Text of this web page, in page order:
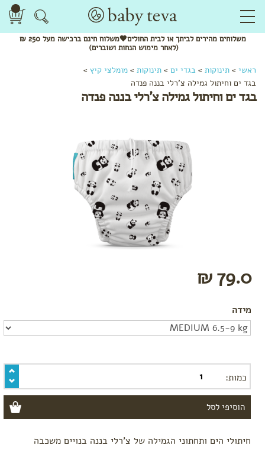
משלוחיםמהיריםלביתך או לבית החולים🖤משלוחחינם
ברכישה מעל 250 ₪
(לאחר מימוש הנחות ושוברים)
מומלצי
טקסטיל
לתינוק
לפי
משחק
אמבטיה
לטיול
בגדי
ים
ראשי > תינוקות > בגדי ים > תינוקות > מומלצי קיץ >
בגד ים וחיתול גמילה צ'רלי בננה פנדה
בגד ים וחיתול גמילה צ'רלי בננה פנדה
79.0 ₪
מידה
כמות:
חיתולי הים ותחתוני הגמילה של צ'רלי בננה בנויים משכבה